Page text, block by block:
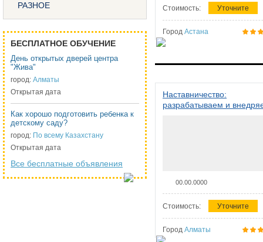
РАЗНОЕ
БЕСПЛАТНОЕ ОБУЧЕНИЕ
День открытых дверей центра
"Жива"
город: Алматы
Открытая дата
Как хорошо подготовить ребенка к
детскому саду?
город: По всему Казахстану
Открытая дата
Все бесплатные объявления
Стоимость: Уточните
Город Астана
Наставничество:
разрабатываем и
00.00.0000
Стоимость: Уточните
Город Алматы